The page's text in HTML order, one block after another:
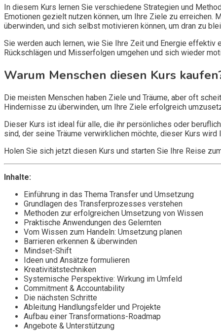
In diesem Kurs lernen Sie verschiedene Strategien und
Emotionen gezielt nutzen können, um Ihre Ziele zu erreichen.
überwinden, und sich selbst motivieren können, um dran zu
Sie werden auch lernen, wie Sie Ihre Zeit und Energie
Rückschlägen und Misserfolgen umgehen und sich wieder
Warum Menschen diesen Kurs
Die meisten Menschen haben Ziele und Träume, aber oft
Hindernisse zu überwinden, um Ihre Ziele erfolgreich
Dieser Kurs ist ideal für alle, die ihr persönliches oder
sind, der seine Träume verwirklichen möchte, dieser Kurs
Holen Sie sich jetzt diesen Kurs und starten Sie Ihre Reise
Inhalte:
Einführung in das Thema Transfer und Umsetzung
Grundlagen des Transferprozesses verstehen
Methoden zur erfolgreichen Umsetzung von Wissen
Praktische Anwendungen des Gelernten
Vom Wissen zum Handeln: Umsetzung planen
Barrieren erkennen & überwinden
Mindset-Shift
Ideen und Ansätze formulieren
Kreativitätstechniken
Systemische Perspektive: Wirkung im Umfeld
Commitment & Accountability
Die nächsten Schritte
Ableitung Handlungsfelder und Projekte
Aufbau einer Transformations-Roadmap
Angebote & Unterstützung